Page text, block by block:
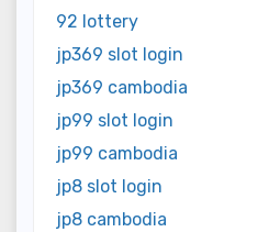
92 lottery
jp369 slot login
jp369 cambodia
jp99 slot login
jp99 cambodia
jp8 slot login
jp8 cambodia